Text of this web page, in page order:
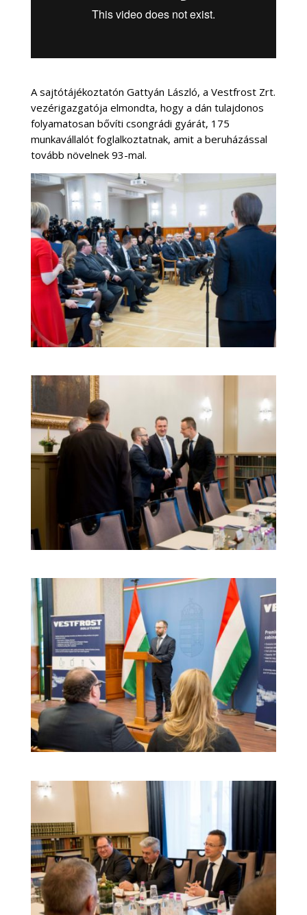
A sajtótájékoztatón Gattyán László, a Vestfrost Zrt.
vezérigazgatója elmondta, hogy a dán tulajdonos
folyamatosan bővíti csongrádi gyárát, 175
munkavállalót foglalkoztatnak, amit a beruházással
tovább növelnek 93-mal.